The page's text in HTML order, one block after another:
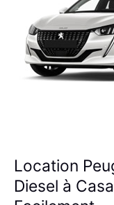
Location
Diesel à